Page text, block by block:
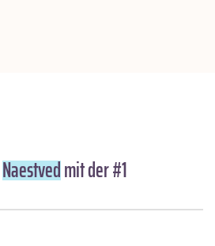
Naestvedmit der #1